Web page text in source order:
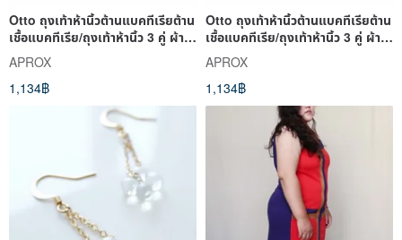
Otto ถุงเท้าห้านิ้วต้านแบคทีเรียต้าน
เชื้อแบคทีเรีย/ถุงเท้าห้านิ้ว 3 คู่ ผ้า
ฝ้ายต
APROX
1,134฿
Otto ถุงเท้าห้านิ้วต้านแบคทีเรียต้าน
เชื้อแบคทีเรีย/ถุงเท้าห้านิ้ว 3 คู่ ผ้า
ฝ้ายต
APROX
1,134฿